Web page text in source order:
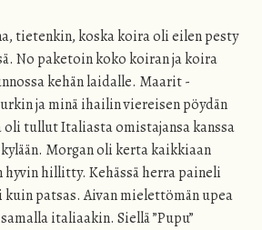
tietenkin, koska koira oli eilen pesty
No paketoin koko koiran ja koira
kehän laidalle. Maarit -
ja minä ihailin viereisen pöydän
oli tullut Italiasta omistajansa kanssa
Morgan oli kerta kaikkiaan
hyvin hillitty. Kehässä herra paineli
kuin patsas. Aivan mielettömän upea
italiaakin. Siellä ”Pupu”